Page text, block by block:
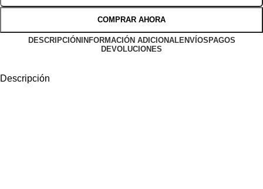
COMPRAR AHORA
DESCRIPCIÓNINFORMACIÓN ADICIONALENVÍOSPAGOS
DEVOLUCIONES
Descripción